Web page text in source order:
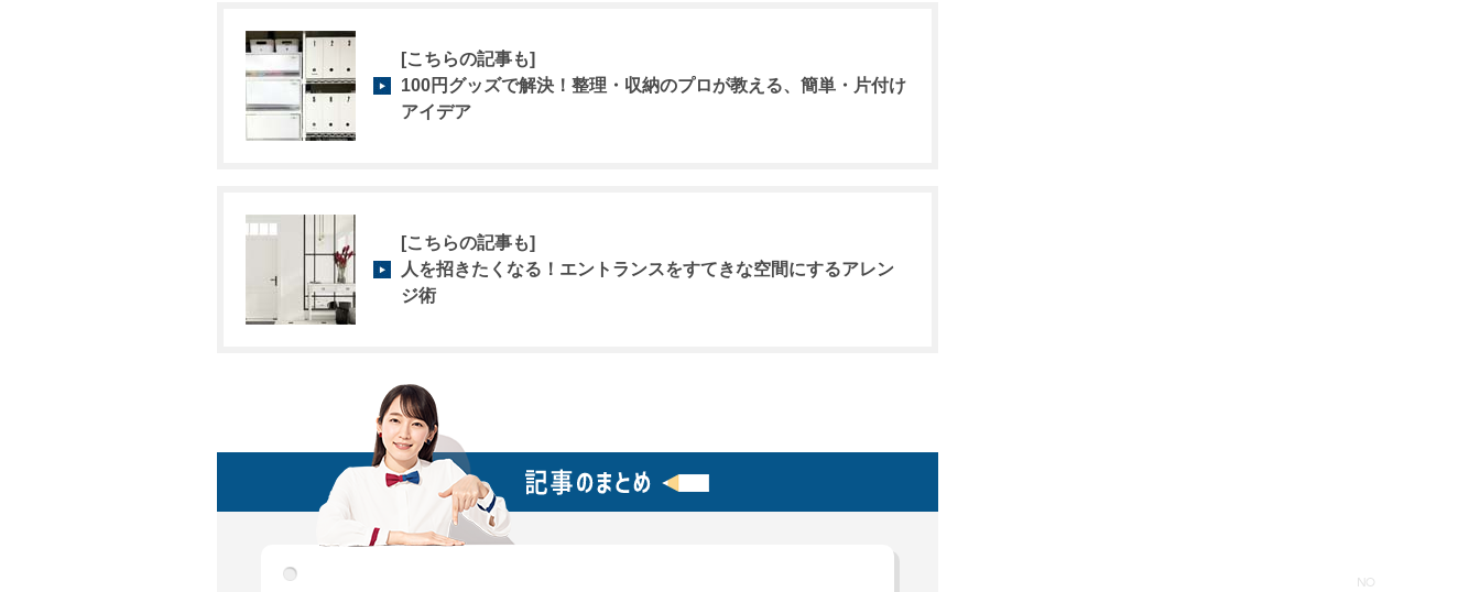
[こちらの記事も]
100円グッズで解決！整理・収納のプロが教える、簡単・片付け
アイデア
[こちらの記事も]
人を招きたくなる！エントランスをすてきな空間にするアレン
ジ術